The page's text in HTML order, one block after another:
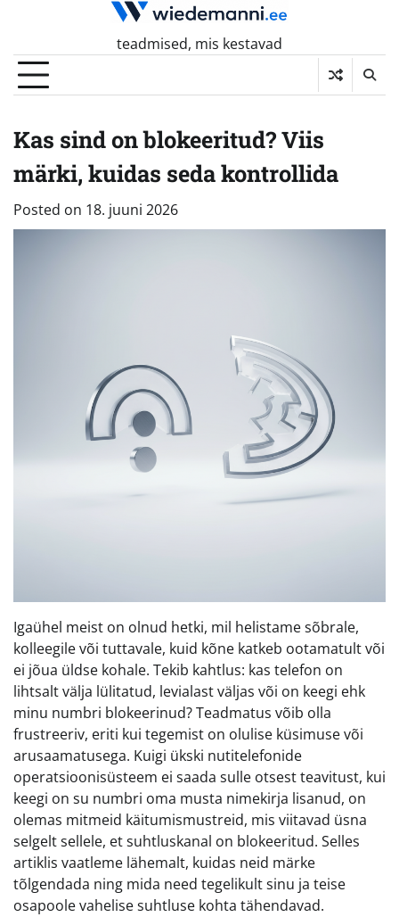
content
teadmised, mis kestavad
Kas sind on blokeeritud? Viis
märki, kuidas seda kontrollida
Posted on 18. juuni 2026
Igaühel meist on olnud hetki, mil helistame sõbrale,
kolleegile või tuttavale, kuid kõne katkeb ootamatult või
ei jõua üldse kohale. Tekib kahtlus: kas telefon on
lihtsalt välja lülitatud, levialast väljas või on keegi ehk
minu numbri blokeerinud? Teadmatus võib olla
frustreeriv, eriti kui tegemist on olulise küsimuse või
arusaamatusega. Kuigi ükski nutitelefonide
operatsioonisüsteem ei saada sulle otsest teavitust, kui
keegi on su numbri oma musta nimekirja lisanud, on
olemas mitmeid käitumismustreid, mis viitavad üsna
selgelt sellele, et suhtluskanal on blokeeritud. Selles
artiklis vaatleme lähemalt, kuidas neid märke
tõlgendada ning mida need tegelikult sinu ja teise
osapoole vahelise suhtluse kohta tähendavad.